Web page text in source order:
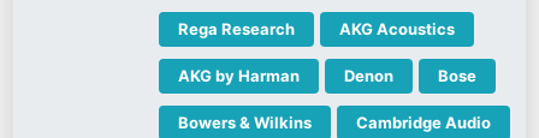
Rega Research AKG Acoustics
AKG by Harman Denon Bose
Bowers & Wilkins Cambridge Audio